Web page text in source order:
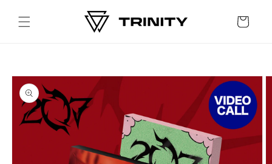
content
Cart
Skip to
product
information